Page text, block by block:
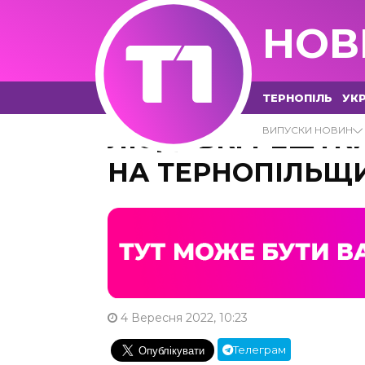
ТЕРНОПІЛЬ
ВИПУСКИ НОВИН
ЛЮДСЬКІ
НА
4 Вересня 2022, 10:23
Телеграм